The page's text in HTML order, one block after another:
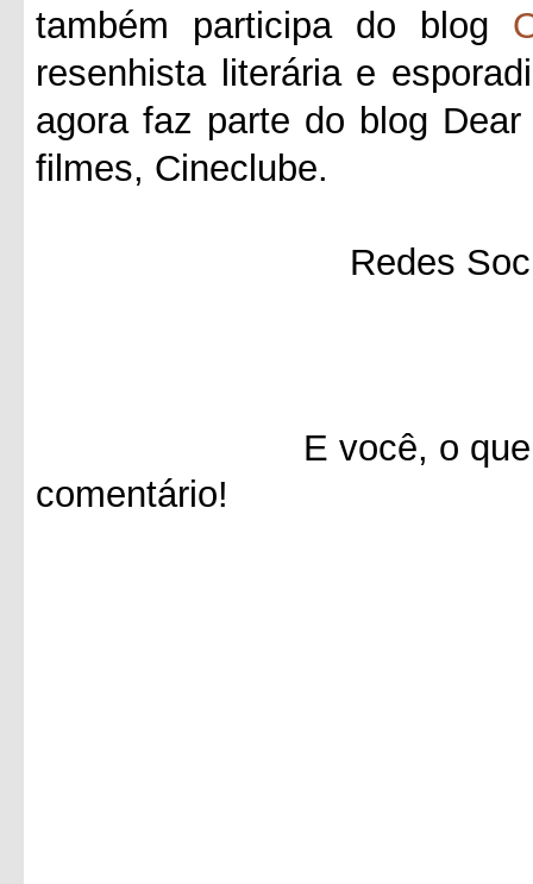
também participa do blog
resenhista literária e
agora faz parte do blog
filmes, Cineclube.
Redes
E você, o que achou
comentário!